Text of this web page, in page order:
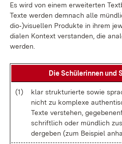
Es wird von ei­nem er­wei­ter­ten
Tex­te wer­den dem­nach al­le
di­o‑)vi­su­el­len Pro­duk­te in ih­rem
dia­len Kon­text ver­stan­den, die
wer­den.
Die Schü­le­rin­nen und
(1)
klar struk­tu­rier­te so­wie
nicht zu kom­ple­xe
Tex­te ver­ste­hen,
schrift­lich oder münd­lich
der­ge­ben (zum Bei­spiel